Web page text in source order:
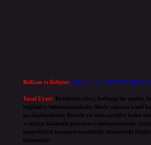
Reklam ve İletişim:Skype:
Yasal Uyarı: Bu internet sitesi, herhangi bir marka,
bağlantısı bulunmamaktadır. Sitede yalnızca kendi
paylaşılmaktadır. Burada yer alan içerikler haber
ve kişiler hakkında paylaşım yapılmamaktadır.
benzerlikleri tamamen tesadüfidir. Sitemizdeki
taşımazlar.